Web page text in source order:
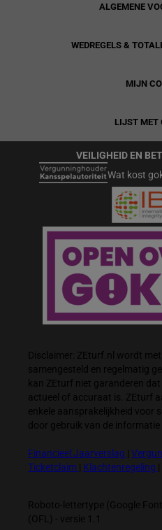
ALGEMENE
WEDREGELS &
MIJN
LIJST MET
VEILIGHEID EN
Wat kost
Disclaimer: ZEturf.nl wordt
samengesteld en regelmatig
kan ZEturf niet garanderen
actueel of accuraat is. ZEturf
enkele aansprakelijkheid voor
door gebruik van de informatie
Financieel Jaarverslag
Ticketclaim
Klachtenregeling
Roboto-lettertype (Google
(OFL) - versie 1.1